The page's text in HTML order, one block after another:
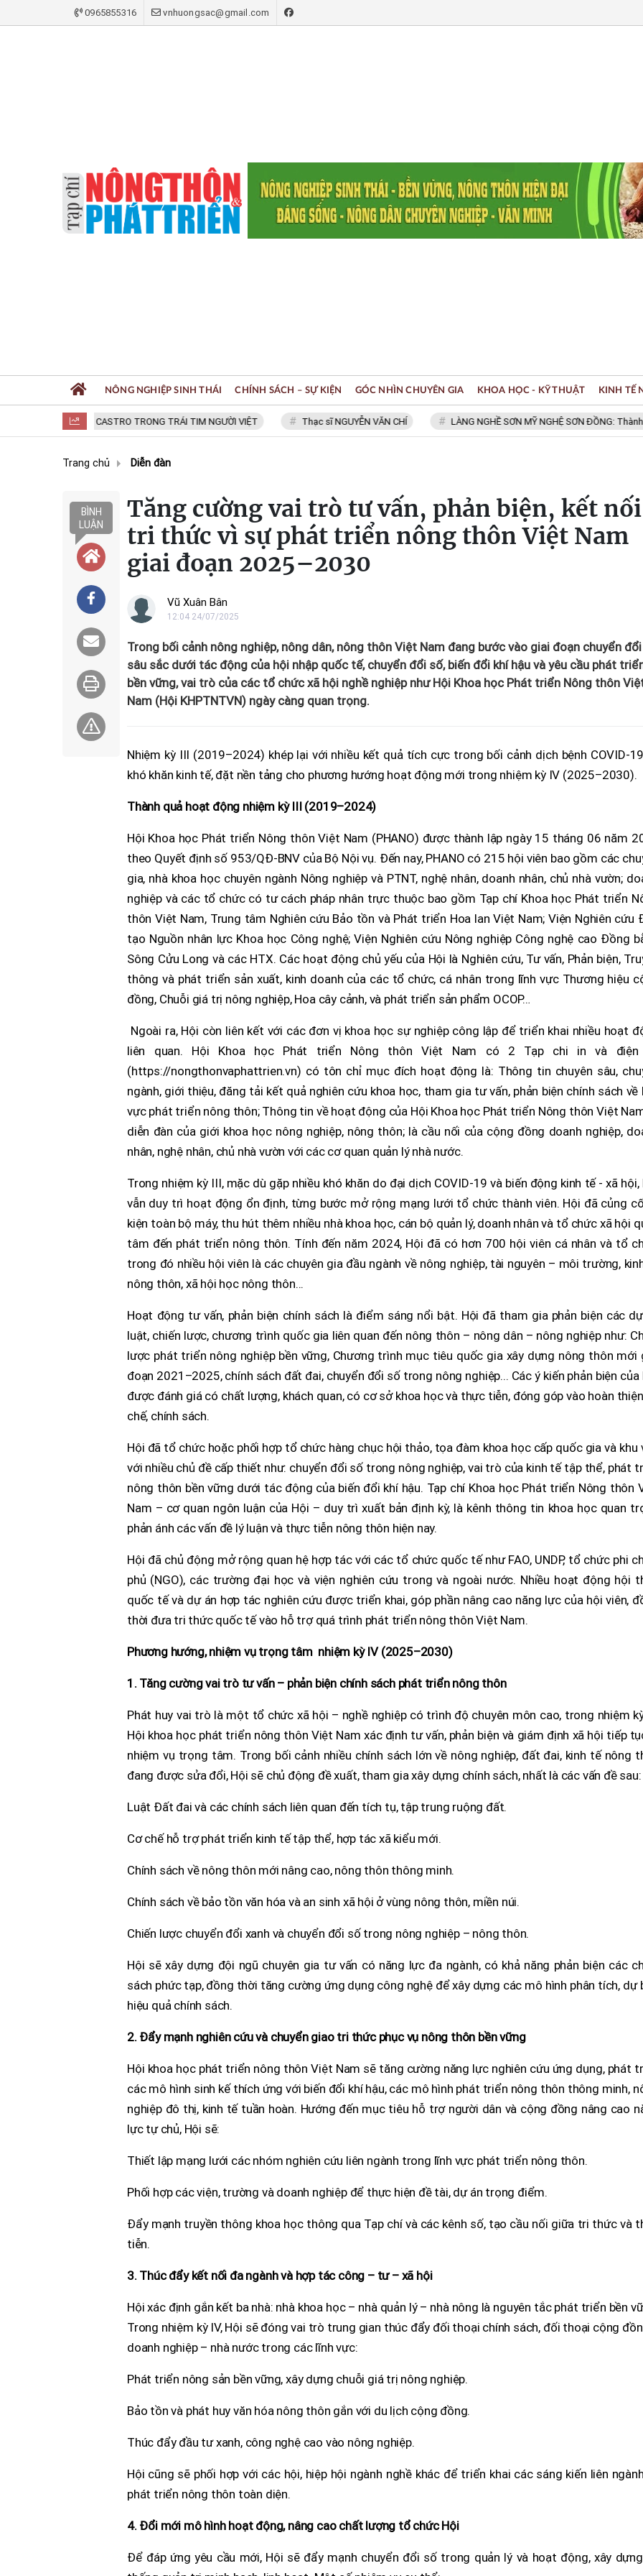
0965855316 vnhuongsac@gmail.com
FIDEL CASTRO TRONG TRÁI TIM NGƯỜI VIỆT Thạc sĩ NGUYỄN VĂN CHÍ LÀNG NGHỀ SƠN MỸ NGHỆ SƠN ĐỒNG: Thành
NÔNG NGHIỆP SINH THÁI CHÍNH SÁCH – SỰ KIỆN GÓC NHÌN CHUYÊN GIA KHOA HỌC - KỸ THUẬT KINH TẾ
Trang chủ Diễn đàn
BÌNH
LUẬN
Tăng cường vai trò tư vấn, phản biện, kết nối
tri thức vì sự phát triển nông thôn Việt Nam
giai đoạn 2025–2030
Vũ Xuân Bân
12:04 24/07/2025
Trong bối cảnh nông nghiệp, nông dân, nông thôn Việt Nam đang bước vào giai đoạn chuyển đổi
sâu sắc dưới tác động của hội nhập quốc tế, chuyển đổi số, biến đổi khí hậu và yêu cầu phát
bền vững, vai trò của các tổ chức xã hội nghề nghiệp như Hội Khoa học Phát triển Nông thôn
Nam (Hội KHPTNTVN) ngày càng quan trọng.
Nhiệm kỳ III (2019–2024) khép lại với nhiều kết quả tích cực trong bối cảnh dịch bệnh COVID-
khó khăn kinh tế, đặt nền tảng cho phương hướng hoạt động mới trong nhiệm kỳ IV (2025–2030).
Thành quả hoạt động nhiệm kỳ III (2019–2024)
Hội Khoa học Phát triển Nông thôn Việt Nam (PHANO) được thành lập ngày 15 tháng 06 năm
theo Quyết định số 953/QĐ-BNV của Bộ Nội vụ. Đến nay, PHANO có 215 hội viên bao gồm các
gia, nhà khoa học chuyên ngành Nông nghiệp và PTNT, nghệ nhân, doanh nhân, chủ nhà vườn;
nghiệp và các tổ chức có tư cách pháp nhân trực thuộc bao gồm Tạp chí Khoa học Phát triển
thôn Việt Nam, Trung tâm Nghiên cứu Bảo tồn và Phát triển Hoa lan Việt Nam; Viện Nghiên cứu
tạo Nguồn nhân lực Khoa học Công nghệ; Viện Nghiên cứu Nông nghiệp Công nghệ cao Đồng
Sông Cửu Long và các HTX. Các hoạt động chủ yếu của Hội là Nghiên cứu, Tư vấn, Phản biện,
thông và phát triển sản xuất, kinh doanh của các tổ chức, cá nhân trong lĩnh vực Thương hiệu
đồng, Chuỗi giá trị nông nghiệp, Hoa cây cảnh, và phát triển sản phẩm OCOP…
Ngoài ra, Hội còn liên kết với các đơn vị khoa học sự nghiệp công lập để triển khai nhiều hoạt
liên quan. Hội Khoa học Phát triển Nông thôn Việt Nam có 2 Tạp chi in và
(https://nongthonvaphattrien.vn) có tôn chỉ mục đích hoạt động là: Thông tin chuyên sâu,
ngành, giới thiệu, đăng tải kết quả nghiên cứu khoa học, tham gia tư vấn, phản biện chính sách về
vực phát triển nông thôn; Thông tin về hoạt động của Hội Khoa học Phát triển Nông thôn Việt
diễn đàn của giới khoa học nông nghiệp, nông thôn; là cầu nối của cộng đồng doanh nghiệp,
nhân, nghệ nhân, chủ nhà vườn với các cơ quan quản lý nhà nước.
Trong nhiệm kỳ III, mặc dù gặp nhiều khó khăn do đại dịch COVID-19 và biến động kinh tế - xã hội,
vẫn duy trì hoạt động ổn định, từng bước mở rộng mạng lưới tổ chức thành viên. Hội đã củng
kiện toàn bộ máy, thu hút thêm nhiều nhà khoa học, cán bộ quản lý, doanh nhân và tổ chức xã hội
tâm đến phát triển nông thôn. Tính đến năm 2024, Hội đã có hơn 700 hội viên cá nhân và tổ
trong đó nhiều hội viên là các chuyên gia đầu ngành về nông nghiệp, tài nguyên – môi trường,
nông thôn, xã hội học nông thôn...
Hoạt động tư vấn, phản biện chính sách là điểm sáng nổi bật. Hội đã tham gia phản biện các
luật, chiến lược, chương trình quốc gia liên quan đến nông thôn – nông dân – nông nghiệp như:
lược phát triển nông nghiệp bền vững, Chương trình mục tiêu quốc gia xây dựng nông thôn mới
đoạn 2021–2025, chính sách đất đai, chuyển đổi số trong nông nghiệp... Các ý kiến phản biện của
được đánh giá có chất lượng, khách quan, có cơ sở khoa học và thực tiễn, đóng góp vào hoàn
chế, chính sách.
Hội đã tổ chức hoặc phối hợp tổ chức hàng chục hội thảo, tọa đàm khoa học cấp quốc gia và khu
với nhiều chủ đề cấp thiết như: chuyển đổi số trong nông nghiệp, vai trò của kinh tế tập thể, phát
nông thôn bền vững dưới tác động của biến đổi khí hậu. Tạp chí Khoa học Phát triển Nông thôn
Nam – cơ quan ngôn luận của Hội – duy trì xuất bản định kỳ, là kênh thông tin khoa học quan
phản ánh các vấn đề lý luận và thực tiễn nông thôn hiện nay.
Hội đã chủ động mở rộng quan hệ hợp tác với các tổ chức quốc tế như FAO, UNDP, tổ chức phi
phủ (NGO), các trường đại học và viện nghiên cứu trong và ngoài nước. Nhiều hoạt động hội
quốc tế và dự án hợp tác nghiên cứu được triển khai, góp phần nâng cao năng lực của hội viên,
thời đưa tri thức quốc tế vào hỗ trợ quá trình phát triển nông thôn Việt Nam.
Phương hướng, nhiệm vụ trọng tâm nhiệm kỳ IV (2025–2030)
1. Tăng cường vai trò tư vấn – phản biện chính sách phát triển nông thôn
Phát huy vai trò là một tổ chức xã hội – nghề nghiệp có trình độ chuyên môn cao, trong nhiệm
Hội khoa học phát triển nông thôn Việt Nam xác định tư vấn, phản biện và giám định xã hội tiếp
nhiệm vụ trọng tâm. Trong bối cảnh nhiều chính sách lớn về nông nghiệp, đất đai, kinh tế nông
đang được sửa đổi, Hội sẽ chủ động đề xuất, tham gia xây dựng chính sách, nhất là các vấn đề sau:
Luật Đất đai và các chính sách liên quan đến tích tụ, tập trung ruộng đất.
Cơ chế hỗ trợ phát triển kinh tế tập thể, hợp tác xã kiểu mới.
Chính sách về nông thôn mới nâng cao, nông thôn thông minh.
Chính sách về bảo tồn văn hóa và an sinh xã hội ở vùng nông thôn, miền núi.
Chiến lược chuyển đổi xanh và chuyển đổi số trong nông nghiệp – nông thôn.
Hội sẽ xây dựng đội ngũ chuyên gia tư vấn có năng lực đa ngành, có khả năng phản biện các
sách phức tạp, đồng thời tăng cường ứng dụng công nghệ để xây dựng các mô hình phân tích, dự
hiệu quả chính sách.
2. Đẩy mạnh nghiên cứu và chuyển giao tri thức phục vụ nông thôn bền vững
Hội khoa học phát triển nông thôn Việt Nam sẽ tăng cường năng lực nghiên cứu ứng dụng, phát
các mô hình sinh kế thích ứng với biến đổi khí hậu, các mô hình phát triển nông thôn thông minh,
nghiệp đô thị, kinh tế tuần hoàn. Hướng đến mục tiêu hỗ trợ người dân và cộng đồng nâng cao
lực tự chủ, Hội sẽ:
Thiết lập mạng lưới các nhóm nghiên cứu liên ngành trong lĩnh vực phát triển nông thôn.
Phối hợp các viện, trường và doanh nghiệp để thực hiện đề tài, dự án trọng điểm.
Đẩy mạnh truyền thông khoa học thông qua Tạp chí và các kênh số, tạo cầu nối giữa tri thức và
tiễn.
3. Thúc đẩy kết nối đa ngành và hợp tác công – tư – xã hội
Hội xác định gắn kết ba nhà: nhà khoa học – nhà quản lý – nhà nông là nguyên tắc phát triển bền
Trong nhiệm kỳ IV, Hội sẽ đóng vai trò trung gian thúc đẩy đối thoại chính sách, đối thoại cộng
doanh nghiệp – nhà nước trong các lĩnh vực:
Phát triển nông sản bền vững, xây dựng chuỗi giá trị nông nghiệp.
Bảo tồn và phát huy văn hóa nông thôn gắn với du lịch cộng đồng.
Thúc đẩy đầu tư xanh, công nghệ cao vào nông nghiệp.
Hội cũng sẽ phối hợp với các hội, hiệp hội ngành nghề khác để triển khai các sáng kiến liên
phát triển nông thôn toàn diện.
4. Đổi mới mô hình hoạt động, nâng cao chất lượng tổ chức Hội
Để đáp ứng yêu cầu mới, Hội sẽ đẩy mạnh chuyển đổi số trong quản lý và hoạt động, xây